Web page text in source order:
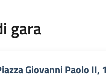
gara
Giovanni Paolo II, 1